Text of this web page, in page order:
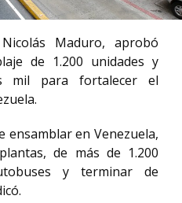
Maduro, aprobó
de 1.200 unidades y
mil para fortalecer el
ensamblar en Venezuela,
de más de 1.200
y terminar de